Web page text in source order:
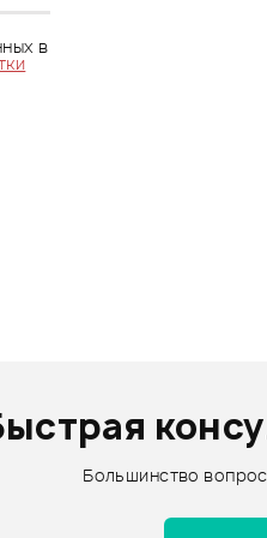
в
Большинство